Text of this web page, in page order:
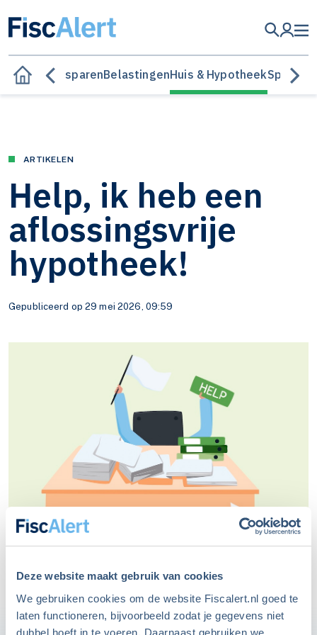
Deze website maakt gebruik van cookies
We gebruiken cookies om de website Fiscalert.nl goed te
laten functioneren, bijvoorbeeld zodat je gegevens niet
dubbel hoeft in te voeren. Daarnaast gebruiken we
BesparenBelastingenHuis & HypotheekSparen
ARTIKELEN
Help, ik heb een
aflossingsvrije
hypotheek!
Gepubliceerd op 29 mei 2026, 09:59
Je hebt het vast wel gelezen: een aantal